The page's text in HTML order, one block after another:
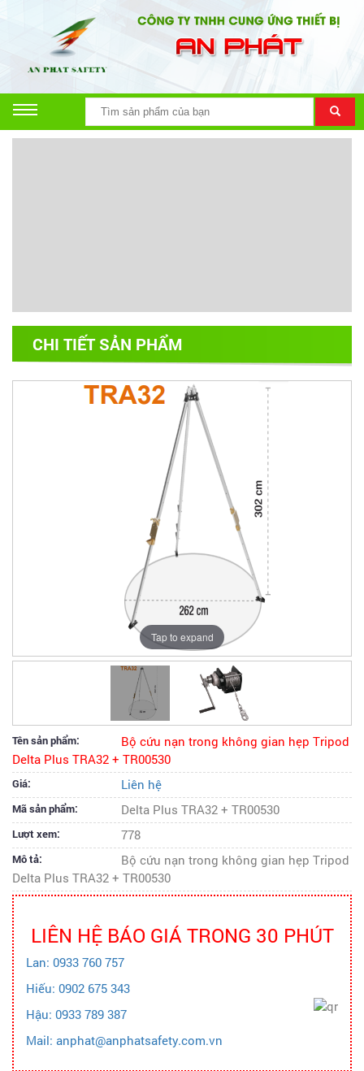
CHI TIẾT SẢN PHẨM
Tap to expand
Tên sản phẩm:
Bộ cứu nạn trong không gian hẹp Tripod
Delta Plus TRA32 + TR00530
Giá: Liên hệ
Mã sản phẩm: Delta Plus TRA32 + TR00530
Lượt xem: 778
Mô tả:
Bộ cứu nạn trong không gian hẹp Tripod
Delta Plus TRA32 + TR00530
LIÊN HỆ BÁO GIÁ TRONG 30 PHÚT
Lan: 0933 760 757
Hiếu: 0902 675 343
Hậu: 0933 789 387
Mail: anphat@anphatsafety.com.vn